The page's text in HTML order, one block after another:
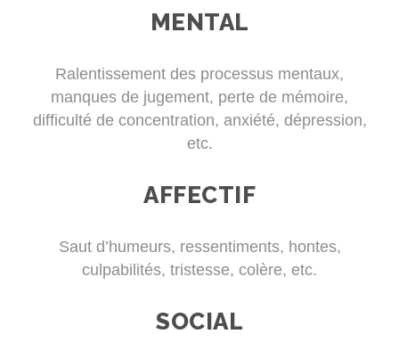
MENTAL
Ralentissement des processus mentaux,
manques de jugement, perte de mémoire,
difficulté de concentration, anxiété, dépression,
etc.
AFFECTIF
Saut d’humeurs, ressentiments, hontes,
culpabilités, tristesse, colère, etc.
SOCIAL